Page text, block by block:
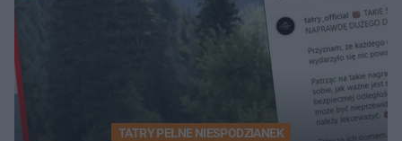
TATRY PEŁNE NIESPODZIANEK